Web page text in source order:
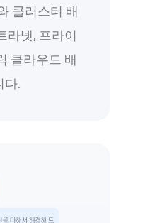
클러스터 배
라넷, 프라이
클라우드 배
다.